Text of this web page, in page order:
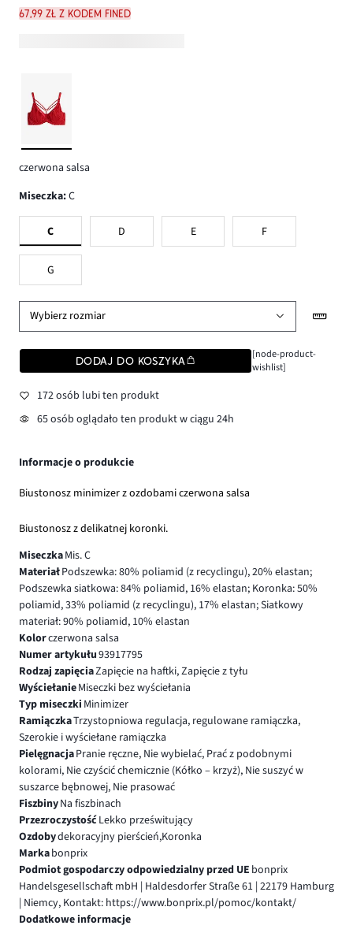
67,99 zł z kodem FINED
czerwona salsa
Miseczka:C
C D E F
G
Wybierz rozmiar
DODAJ DO KOSZYKA
[node-product-
wishlist]
172 osób lubi ten produkt
65 osób oglądało ten produkt w ciągu 24h
Informacje o produkcie
Biustonosz minimizer z ozdobami czerwona salsa
Biustonosz z delikatnej koronki.
MiseczkaMis. C
MateriałPodszewka: 80% poliamid (z recyclingu), 20% elastan;
Podszewka siatkowa: 84% poliamid, 16% elastan; Koronka: 50%
poliamid, 33% poliamid (z recyclingu), 17% elastan; Siatkowy
materiał: 90% poliamid, 10% elastan
Kolorczerwona salsa
Numer artykułu93917795
Rodzaj zapięciaZapięcie na haftki, Zapięcie z tyłu
WyściełanieMiseczki bez wyściełania
Typ miseczki Minimizer
RamiączkaTrzystopniowa regulacja, regulowane ramiączka,
Szerokie i wyściełane ramiączka
PielęgnacjaPranie ręczne, Nie wybielać, Prać z podobnymi
kolorami, Nie czyścić chemicznie (Kółko – krzyż), Nie suszyć w
suszarce bębnowej, Nie prasować
FiszbinyNa fiszbinach
PrzezroczystośćLekko prześwitujący
Ozdobydekoracyjny pierścień,Koronka
Markabonprix
Podmiot gospodarczy odpowiedzialny przed UE bonprix
Handelsgesellschaft mbH | Haldesdorfer Straße 61 | 22179 Hamburg
| Niemcy, Kontakt: https://www.bonprix.pl/pomoc/kontakt/
Dodatkowe informacje